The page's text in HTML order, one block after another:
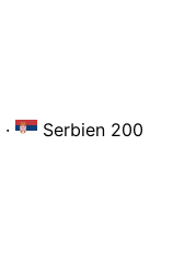
·
Serbien 200